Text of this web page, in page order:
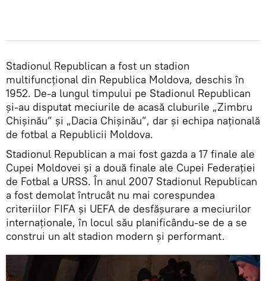
Stadionul Republican a fost un stadion
multifuncțional din Republica Moldova, deschis în
1952. De-a lungul timpului pe Stadionul Republican
și-au disputat meciurile de acasă cluburile „Zimbru
Chișinău” și „Dacia Chișinău”, dar și echipa națională
de fotbal a Republicii Moldova.
Stadionul Republican a mai fost gazda a 17 finale ale
Cupei Moldovei și a două finale ale Cupei Federației
de Fotbal a URSS. În anul 2007 Stadionul Republican
a fost demolat întrucât nu mai corespundea
criteriilor FIFA și UEFA de desfășurare a meciurilor
internaționale, în locul său planificându-se de a se
construi un alt stadion modern și performant.